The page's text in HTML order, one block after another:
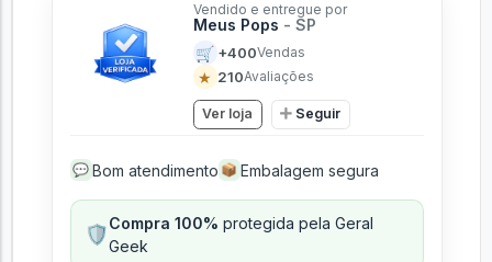
Vendido e entregue por
Meus Pops - SP
🛒 +400Vendas
★ 210Avaliações
Ver loja Seguir
💬 Bom atendimento 📦 Embalagem segura
🛡️Compra 100% protegida pela Geral
Geek